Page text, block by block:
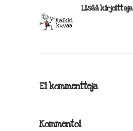
Lisää
Ei kommentteja
Kommentoi